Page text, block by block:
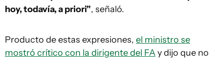
hoy, todavía, a priori", señaló.
Producto de estas expresiones, el ministro se
mostró crítico con la dirigente del FAy dijo que no